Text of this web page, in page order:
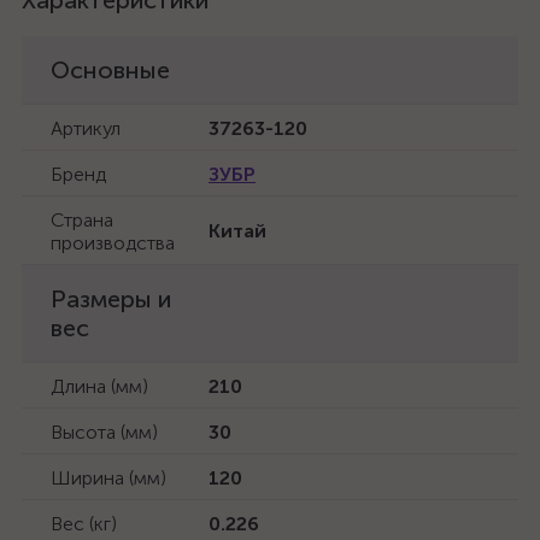
Основные
Артикул
37263-120
Бренд
ЗУБР
Страна
производства
Китай
Размеры и
вес
Длина (мм)
210
Высота (мм)
30
Ширина (мм)
120
Вес (кг)
0.226